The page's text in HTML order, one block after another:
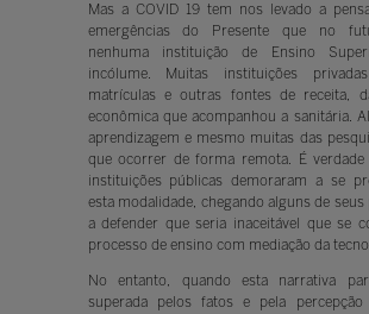
Mas a COVID 19 tem nos levado a
emergências do Presente que no
nenhuma instituição de Ensino
incólume. Muitas instituições
matrículas e outras fontes de receita,
econômica que acompanhou a sanitária.
aprendizagem e mesmo muitas das
que ocorrer de forma remota. É
instituições públicas demoraram a se
esta modalidade, chegando alguns de
a defender que seria inaceitável que se
processo de ensino com mediação da
No entanto, quando esta narrativa
superada pelos fatos e pela